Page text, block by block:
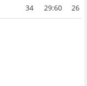
34 29:60
26